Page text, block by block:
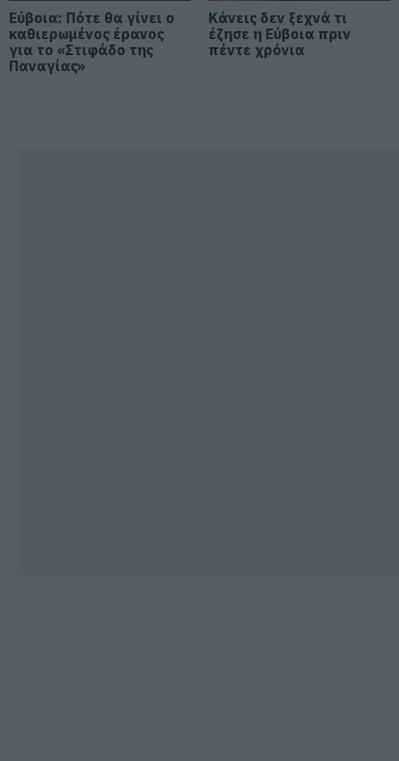
Αυξημένη ετοιμότητα παντού
08.08.2026 | 17:00
Εύβοια: Πότε θα γίνει ο
καθιερωμένος έρανος
για το «Στιφάδο της
Παναγίας»
Κάνεις δεν ξεχνά τι
έζησε η Εύβοια πριν
πέντε χρόνια